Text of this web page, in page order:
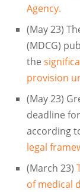
Agency.
(May 23)
(MDCG)
the
provision
(May 23)
deadline
according
legal
(March 23)
of medical